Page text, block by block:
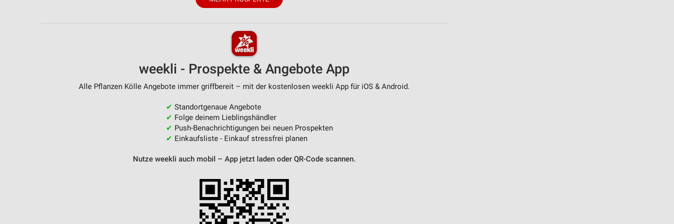
weekli - Prospekte & Angebote App
Alle Pflanzen Kölle Angebote immer griffbereit – mit der kostenlosen weekli App für iOS & Android.
✔ Standortgenaue Angebote
✔ Folge deinem Lieblingshändler
✔ Push-Benachrichtigungen bei neuen Prospekten
✔ Einkaufsliste - Einkauf stressfrei planen
Nutze weekli auch mobil – App jetzt laden oder QR-Code scannen.